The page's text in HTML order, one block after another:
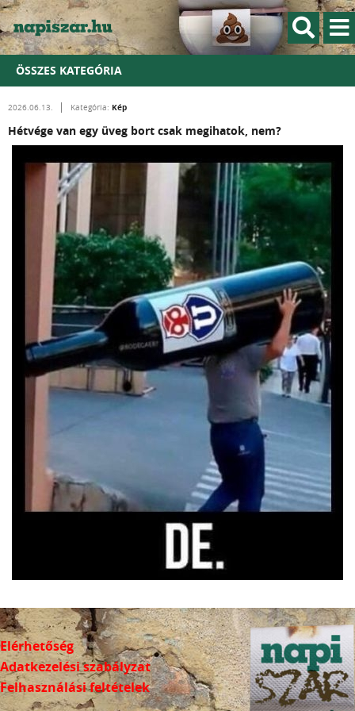
ÖSSZES KATEGÓRIA
2026.06.13. Kategória: Kép
Hétvége van egy üveg bort csak megihatok, nem?
Elérhetőség
Adatkezelési szabályzat
Felhasználási feltételek